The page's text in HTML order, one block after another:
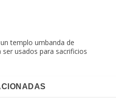
templo umbanda de
usados para sacrificios